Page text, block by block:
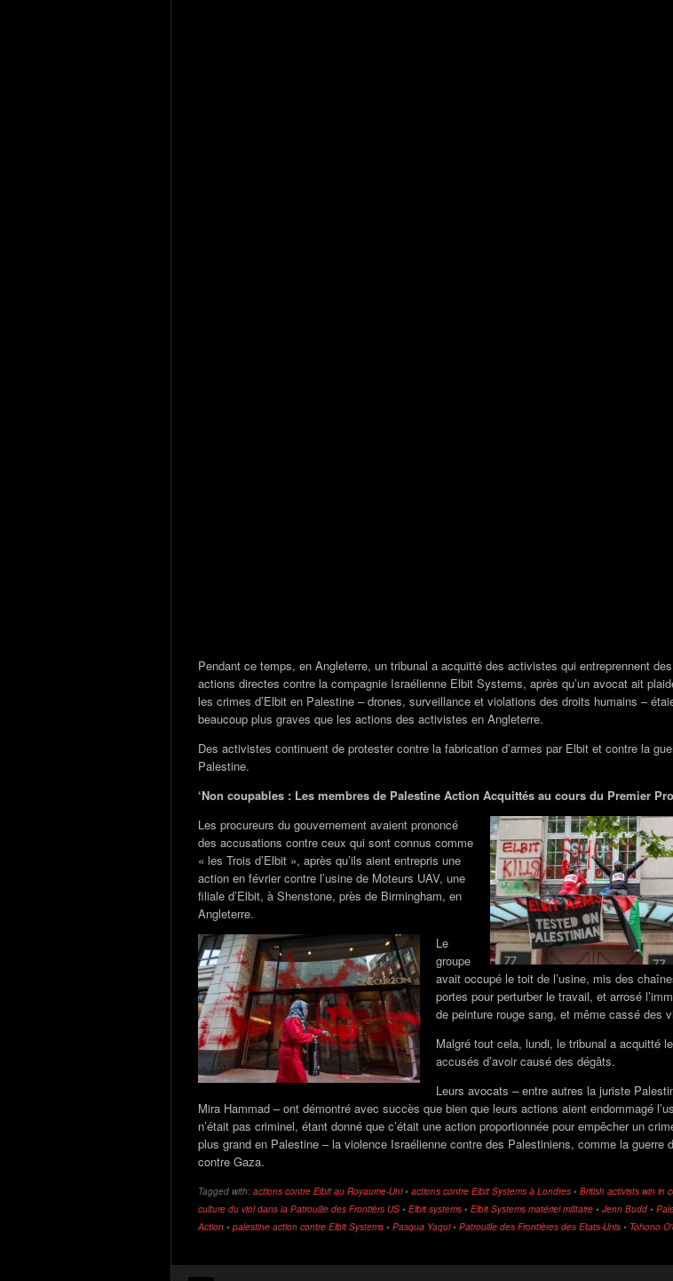
Pendant ce temps, en Angleterre, un tribunal a acquitté des activistes qui entreprennent des
actions directes contre la compagnie Israélienne Elbit Systems, après qu’un avocat ait
les crimes d’Elbit en Palestine – drones, surveillance et violations des droits humains –
beaucoup plus graves que les actions des activistes en Angleterre.
Des activistes continuent de protester contre la fabrication d’armes par Elbit et contre la
Palestine.
‘Non coupables : Les membres de Palestine Action Acquittés au cours du Premier
Les procureurs du gouvernement avaient prononcé
des accusations contre ceux qui sont connus comme
« les Trois d’Elbit », après qu’ils aient entrepris une
action en février contre l’usine de Moteurs UAV, une
filiale d’Elbit, à Shenstone, près de Birmingham, en
Angleterre.
Le
groupe
avait occupé le toit de l’usine, mis des
portes pour perturber le travail, et arrosé
de peinture rouge sang, et même cassé des
Malgré tout cela, lundi, le tribunal a acquitté
accusés d’avoir causé des dégâts.
Leurs avocats – entre autres la juriste
Mira Hammad – ont démontré avec succès que bien que leurs actions aient endommagé
n’était pas criminel, étant donné que c’était une action proportionnée pour empêcher un
plus grand en Palestine – la violence Israélienne contre des Palestiniens, comme la guerre
contre Gaza.
Tagged with: actions contre Elbit au Royaume-Uni• actions contre Elbit Systems à Londres • British activists win in
culture du viol dans la Patrouille des Frontièrs US • Elbit systems • Elbit Systems matériel militaire • Jenn Budd •
Action • palestine action contre Elbit Systems • Pasqua Yaqui• Patrouille des Frontières des Etats-Unis • Tohono